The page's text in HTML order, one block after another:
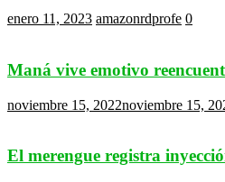
enero 11, 2023 amazonrdprofe 0
Maná vive emotivo
noviembre 15, 2022noviembre 15,
El merengue registra